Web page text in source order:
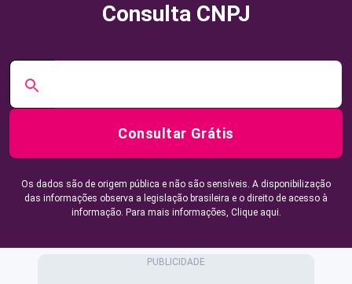
Consulta CNPJ
Consultar Grátis
Os dados são de origem pública e não são sensíveis. A disponibilização
das informações observa a legislação brasileira e o direito de acesso à
informação. Para mais informações, Clique aqui.